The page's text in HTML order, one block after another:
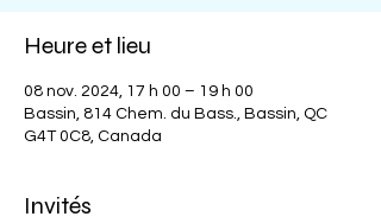
Heure et lieu
08 nov. 2024, 17 h 00 – 19 h 00
Bassin, 814 Chem. du Bass., Bassin, QC
G4T 0C8, Canada
Invités